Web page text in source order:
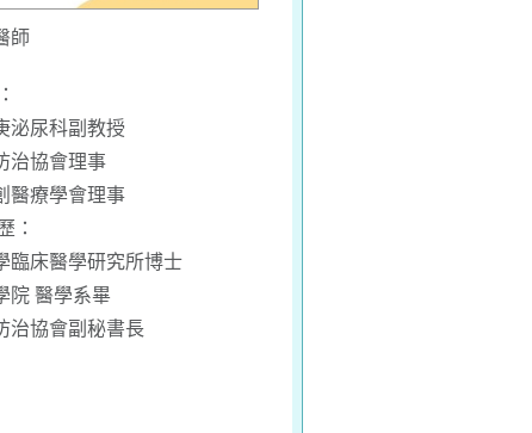
師
泌尿科副教授
治協會理事
醫療學會理事
：
臨床醫學研究所博士
院 醫學系畢
治協會副秘書長